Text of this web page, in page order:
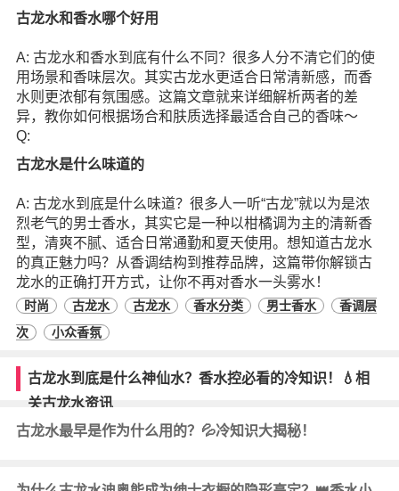
古龙水和香水哪个好用
A: 古龙水和香水到底有什么不同？很多人分不清它们的使
用场景和香味层次。其实古龙水更适合日常清新感，而香
水则更浓郁有氛围感。这篇文章就来详细解析两者的差
异，教你如何根据场合和肤质选择最适合自己的香味～
Q:
古龙水是什么味道的
A: 古龙水到底是什么味道？很多人一听“古龙”就以为是浓
烈老气的男士香水，其实它是一种以柑橘调为主的清新香
型，清爽不腻、适合日常通勤和夏天使用。想知道古龙水
的真正魅力吗？从香调结构到推荐品牌，这篇带你解锁古
龙水的正确打开方式，让你不再对香水一头雾水！
时尚 古龙水 古龙水 香水分类 男士香水
香调层
次
小众香氛
古龙水到底是什么神仙水？香水控必看的冷知识！💧相
关古龙水资讯
古龙水最早是作为什么用的？💦冷知识大揭秘！